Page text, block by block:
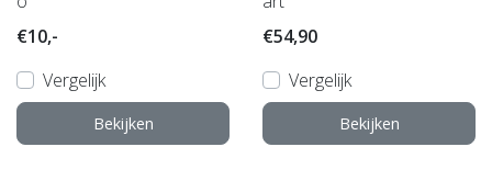
€10,-
Vergelijk
Bekijken
€54,90
Vergelijk
Bekijken